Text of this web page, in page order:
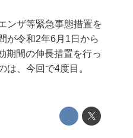
ンザ等緊急事態措置を
が令和2年6月1日から
期間の伸長措置を行っ
、今回で4度目。